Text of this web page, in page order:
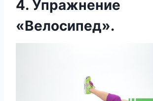
4. Упражнение
«Bелοсипед».